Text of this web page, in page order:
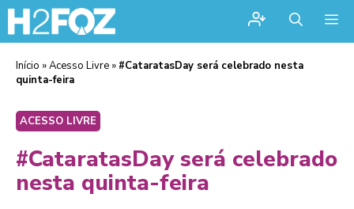
Início »Acesso Livre » #CataratasDay será celebrado nesta
quinta-feira
ACESSO LIVRE
#CataratasDay será celebrado
nesta quinta-feira